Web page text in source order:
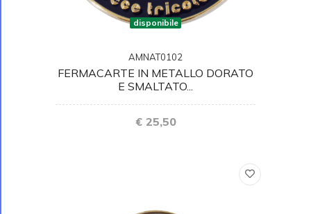
disponibile
AMNAT0102
FERMACARTE IN METALLO DORATO
E SMALTATO...
€ 25,50